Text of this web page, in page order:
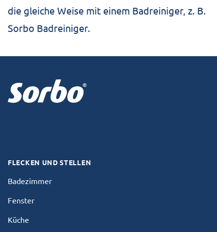
die gleiche Weise mit einem Badreiniger, z. B.
Sorbo Badreiniger.
FLECKEN UND STELLEN
Badezimmer
Fenster
Küche